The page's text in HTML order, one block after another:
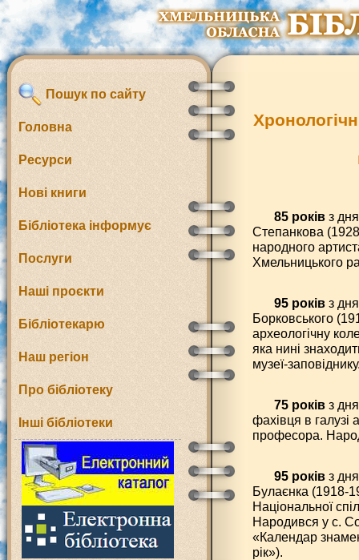
Пошук по сайту
Головна
Ресурси
Нові книги
Бібліотека інформує
Послуги
Наші проєкти
Бібліотекарю
Наш регіон
Про бібліотеку
Інші бібліотеки
85 роківз
Степанкова
народного
Хмельницького
95 роківз
Борковського
археологічну
яка нині
музеї-
75 роківз
фахівця в галузі
професора.
95 роківз
Булаєнка (1918-
Національної
Народився у с.
«Календар
рік»).